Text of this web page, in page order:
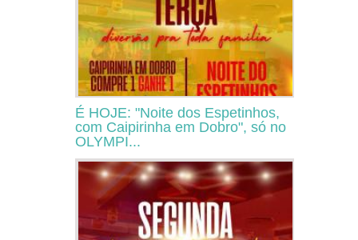
É HOJE: "Noite dos Espetinhos,
com Caipirinha em Dobro", só no
OLYMPI...